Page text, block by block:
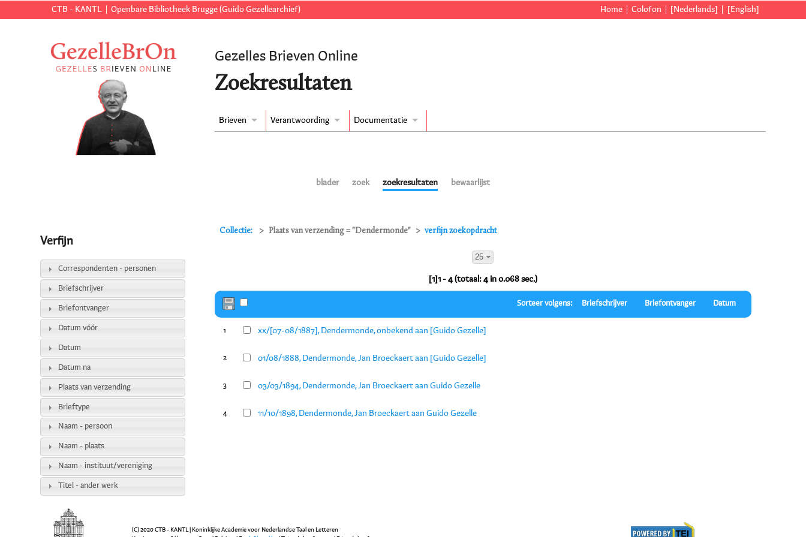
CTB - KANTL Openbare Bibliotheek Brugge (Guido Gezellearchief) Home Colofon [Nederlands] [English]
Gezelles Brieven Online
Zoekresultaten
Brieven Verantwoording Documentatie
blader zoek zoekresultaten bewaarlijst
Collectie: Plaats van verzending = "Dendermonde" verfijn zoekopdracht
25
[1]1 - 4 (totaal: 4 in 0.068 sec.)
Sorteer volgens: Briefschrijver Briefontvanger Datum
1 xx/[07-08/1887], Dendermonde, onbekend aan [Guido Gezelle]
2 01/08/1888, Dendermonde, Jan Broeckaert aan [Guido Gezelle]
3 03/03/1894, Dendermonde, Jan Broeckaert aan Guido Gezelle
4 11/10/1898, Dendermonde, Jan Broeckaert aan Guido Gezelle
Verfijn
Correspondenten - personen
Briefschrijver
Briefontvanger
Datum vóór
Datum
Datum na
Plaats van verzending
Brieftype
Naam - persoon
Naam - plaats
Naam - instituut/vereniging
Titel - ander werk
(C) 2020 CTB - KANTL | Koninklijke Academie voor Nederlandse Taal en Letteren